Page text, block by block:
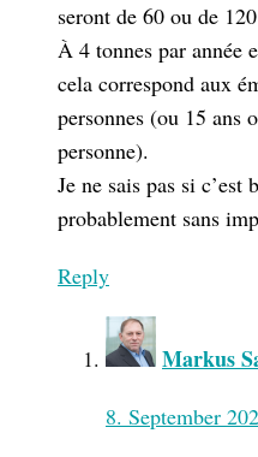
seront de 60 ou de
À 4 tonnes par année
cela correspond aux
personnes (ou 15 ans
personne).
Je ne sais pas si c’est
probablement sans
Reply
Markus
8. September